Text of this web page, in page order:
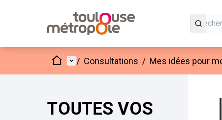
AccueilMenu principal
/ Consultations / Mes idées pour
TOUTES VOS